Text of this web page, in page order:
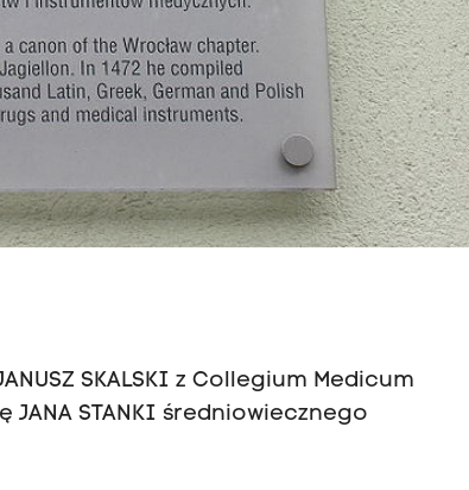
SKALSKI z Collegium Medicum
STANKI średniowiecznego